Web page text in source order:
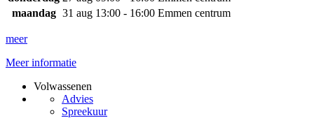
maandag 31 aug 13:00 - 16:00 Emmen centrum
meer
Meer informatie
Volwassenen
Advies
Spreekuur